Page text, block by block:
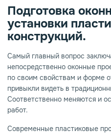
Подготовка
установки
конструкций.
Самый главный вопрос
непосредственно оконные
по своим свойствам и форме
привыкли видеть в
Соответственно меняются и
работ.
Современные пластиковые